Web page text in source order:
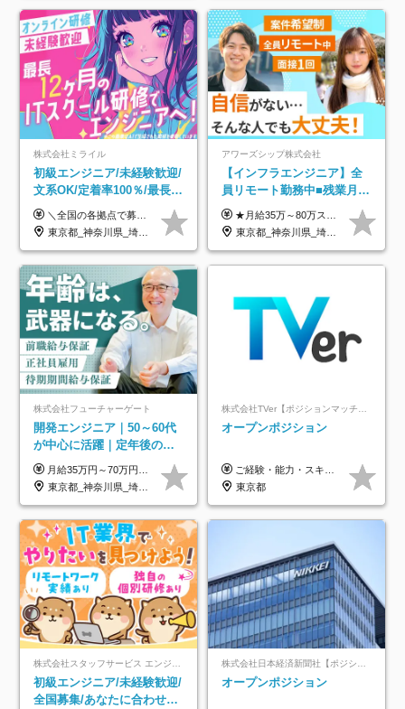
株式会社ミライル
初級エンジニア/未経験歓迎/
文系OK/定着率100％/最長1
年の自社ITスクール研修あ
り/年休130日
＼全国の各拠点で募集中！／ 給与は以下の通り、勤務地により異なります。 札幌：月給23万円～27万円 仙台：月給22万円～26万円 新潟：月給22万円～26万円 東京：月給26万円～30万円 大阪：月給24万円～29万円 福岡：月給23.5万円～27万円 沖縄：月給21万円～26万円 ◎給与は知識や経験を考慮して決定します。 ◎残業は別途全額支給します。 ◎試用期間12カ月あり（給与は以下の通りです。その他条件に変更はありません） （試用期間の給与） 札幌：月給18.6万円～ 仙台：月給19万円～ 新潟：月給18万円～ 東京：月給22万円～ 大阪：月給20.8万円～ 福岡：月給19万円～ 沖縄：月給18万円～
東京都_神奈川県_埼玉県_千葉県_大阪府_愛知県_北海道_青森県_岩手県_宮城県_秋田県_山形県_福島県_茨城県_栃木県_群馬県_新潟県_山梨県_長野県_富山県_石川県_福井県_静岡県_岐阜県_三重県_兵庫県_京都府_滋賀県_奈良県_和歌山県_広島県_岡山県_鳥取県_島根県_山口県_徳島県_香川県_愛媛県_高知県_福岡県_熊本県_佐賀県_長崎県_大分県_宮崎県_鹿児島県_沖縄県
アワーズシップ株式会社
【インフラエンジニア】全
員リモート勤務中■残業月
3h■最大3ヶ月の連休あり■
年休126日■20～30代活躍
中！
★月給35万～80万スタートも可 【未経験の方】 ■月給26万～80万＋賞与年2回（年2ヶ月分） 【何かしらのインフラエンジニア経験をお持ちの方】 ■月給35万～80万＋賞与年2回（年2ヶ月分） ※スキル・経験などを考慮し決定します ※試用期間6ヶ月あり。期間中は契約社員となります。その他の待遇に差異はありません（試用期間終了後、昇給の可能性あり） ※上記金額には固定残業代（月30時間分／4万9600円～15万2600円）を含みます。超過分は別途支給いたします。 ＼頑張りはインセンティブで還元！／ クライアントに貢献度を評価され、当社のエンジニアが追加で案件に参画することになるなど、会社にとって利益になる行動はしっかり評価します。 会社の成長に貢献できていることを実感でき、「もっと頑張ろう」と思える体制づくりを整えています！
東京都_神奈川県_埼玉県_千葉県_大阪府
株式会社フューチャーゲート
開発エンジニア｜50～60代
が中心に活躍｜定年後の給
与減ナシ｜年収50万円アッ
プ実績／昇給率92％（直近3
年）
月給35万円～70万円（固定残業代30時間分63,869円～を含む）+賞与年1回 ※30時間を超える分は別途支給します ●これまでのご経験・スキル・前職給与をできる限り考慮します ●待機期間も給与を100％支給します ●試用期間中も給与や福利厚生は同じです ≪年収を維持しながら長く働けます！≫ 一般的な企業では55歳や60歳を機に年収が下がりますが、 当社は役職などではなく「スキルや経験」で評価。 エンジニアとして長く働きながら あなたにふさわしい年収を維持できます！
東京都_神奈川県_埼玉県_千葉県
オープンポジション
ご経験・能力・スキル等により、当社基準にて優遇・相談のうえ決定いたします。
東京都
初級エンジニア/未経験歓迎/
全国募集/あなたに合わせた
オープンポジション